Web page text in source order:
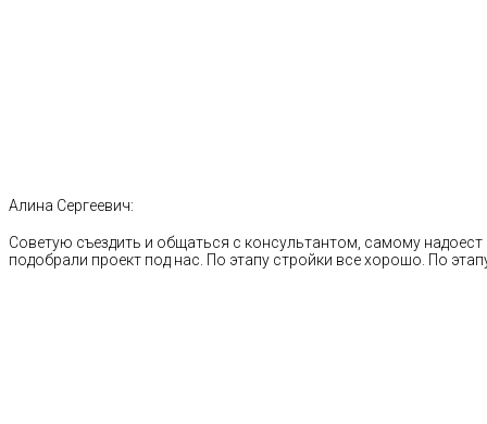
Алина Сергеевич:
Советую съездить и общаться с консультантом, самому
подобрали проект под нас. По этапу стройки все хорошо. По